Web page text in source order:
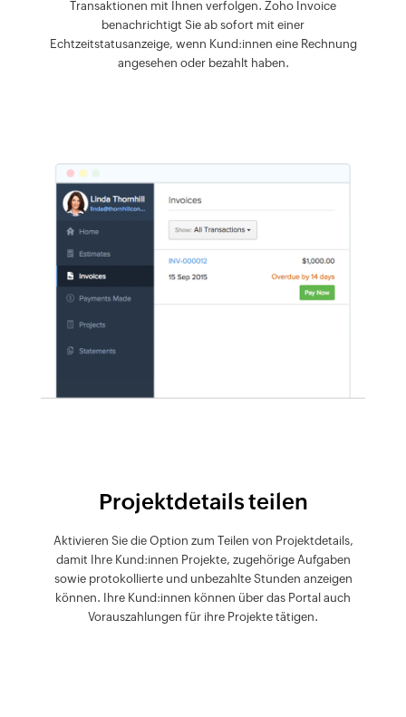
Transaktionen mit Ihnen verfolgen. Zoho Invoice
benachrichtigt Sie ab sofort mit einer
Echtzeitstatusanzeige, wenn Kund:innen eine Rechnung
angesehen oder bezahlt haben.
Projektdetails teilen
Aktivieren Sie die Option zum Teilen von Projektdetails,
damit Ihre Kund:innen Projekte, zugehörige Aufgaben
sowie protokollierte und unbezahlte Stunden anzeigen
können. Ihre Kund:innen können über das Portal auch
Vorauszahlungen für ihre Projekte tätigen.